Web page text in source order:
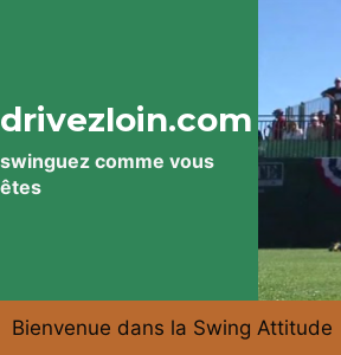
drivezloin.com
swinguez comme vous
êtes
Bienvenue dans la Swing Attitude